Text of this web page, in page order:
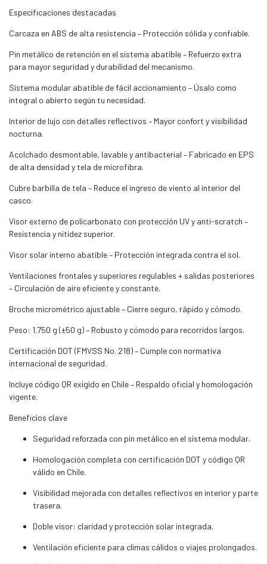
Especificaciones destacadas
Carcaza en ABS de alta resistencia – Protección sólida y confiable.
Pin metálico de retención en el sistema abatible – Refuerzo extra
para mayor seguridad y durabilidad del mecanismo.
Sistema modular abatible de fácil accionamiento – Úsalo como
integral o abierto según tu necesidad.
Interior de lujo con detalles reflectivos – Mayor confort y visibilidad
nocturna.
Acolchado desmontable, lavable y antibacterial – Fabricado en EPS
de alta densidad y tela de microfibra.
Cubre barbilla de tela – Reduce el ingreso de viento al interior del
casco.
Visor externo de policarbonato con protección UV y anti-scratch –
Resistencia y nitidez superior.
Visor solar interno abatible – Protección integrada contra el sol.
Ventilaciones frontales y superiores regulables + salidas posteriores
– Circulación de aire eficiente y constante.
Broche micrométrico ajustable – Cierre seguro, rápido y cómodo.
Peso: 1.750 g (±50 g) – Robusto y cómodo para recorridos largos.
Certificación DOT (FMVSS No. 218) – Cumple con normativa
internacional de seguridad.
Incluye código QR exigido en Chile – Respaldo oficial y homologación
vigente.
Beneficios clave
Seguridad reforzada con pin metálico en el sistema modular.
Homologación completa con certificación DOT y código QR
válido en Chile.
Visibilidad mejorada con detalles reflectivos en interior y parte
trasera.
Doble visor: claridad y protección solar integrada.
Ventilación eficiente para climas cálidos o viajes prolongados.